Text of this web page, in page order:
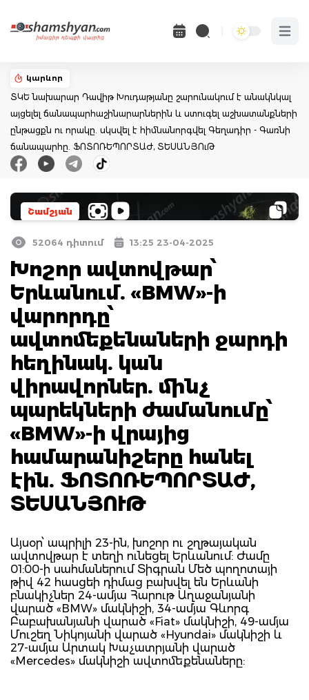
Open
կարևոր
ՏԿԵ նախարար Դավիթ Խուդաթյանը շարունակում է անակնկալ
այցելել ճանապարհաշինարարներին և ստուգել աշխատանքների
ընթացքն ու որակը. սկսվել է հիմնանորգվել Գեղադիր - Գառնի
ճանապարհը. ՖՈՏՈՌԵՊՈՐՏԱԺ, ՏԵՍԱՆՅՈւԹ
Շամշյան
52064 դիտում 13:25 23-04-2025
Խոշոր ավտովթար՝
Երևանում. «BMW»-ի
վարորդը՝
ավտոմեքենաների ջարդի
հեղինակ. կան
վիրավորներ. մինչ
պարեկների ժամանումը՝
«BMW»-ի վրայից
համարանիշերը հանել
էին. ՖՈՏՈՌԵՊՈՐՏԱԺ,
ՏԵՍԱՆՅՈՒԹ
Այսօր՝ ապրիլի 23-ին, խոշոր ու շղթայական
ավտովթար է տեղի ունեցել Երևանում: Ժամը
01:00-ի սահմաներում Տիգրան Մեծ պողոտայի
թիվ 42 հասցեի դիմաց բախվել են Երևանի
բնակիչներ 24-ամյա Հարութ Աղաջանյանի
վարած «BMW» մակնիշի, 34-ամյա Գևորգ
Բաբախանյանի վարած «Fiat» մակնիշի, 49-ամյա
Մուշեղ Նիկոյանի վարած «Hyundai» մակնիշի և
27-ամյա Արտակ Խաչատրյանի վարած
«Mercedes» մակնիշի ավտոմեքենաները: